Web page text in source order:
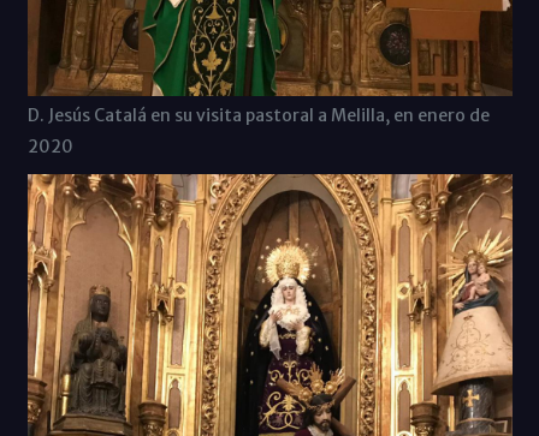
D. Jesús Catalá en su visita pastoral a Melilla, en enero de
2020